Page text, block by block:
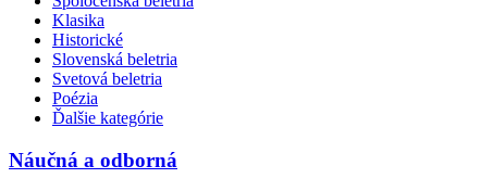
Klasika
Historické
Slovenská beletria
Svetová beletria
Poézia
Ďalšie kategórie
Náučná a odborná